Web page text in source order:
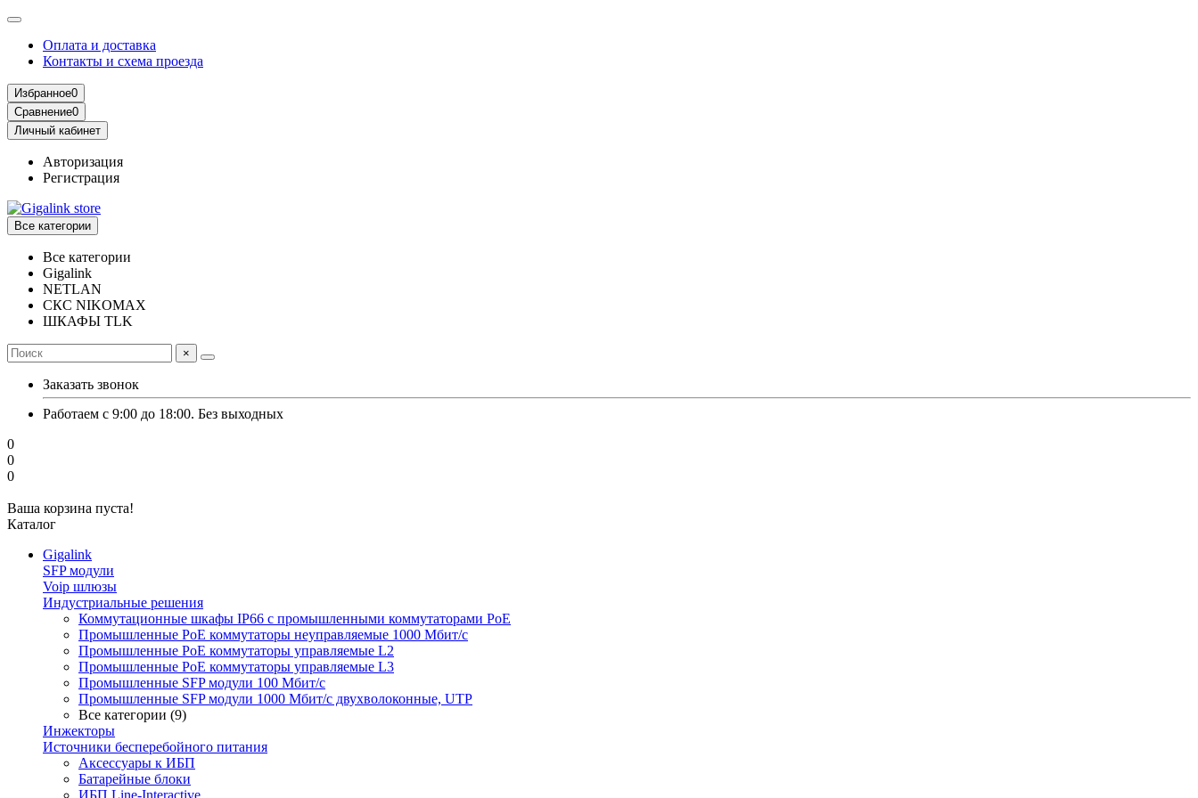
Оплата и доставка
Контакты и схема проезда
Избранное0
Сравнение0
Личный кабинет
Авторизация
Регистрация
Все категории
Все категории
Gigalink
NETLAN
СКС NIKOMAX
ШКАФЫ TLK
×
Заказать звонок
Работаем с 9:00 до 18:00. Без выходных
0
0
0
Ваша корзина пуста!
Каталог
Gigalink
SFP модули
Voip шлюзы
Индустриальные решения
Коммутационные шкафы IP66 c промышленными коммутаторами PoE
Промышленные PoE коммутаторы неуправляемые 1000 Мбит/с
Промышленные PoE коммутаторы управляемые L2
Промышленные PoE коммутаторы управляемые L3
Промышленные SFP модули 100 Мбит/c
Промышленные SFP модули 1000 Мбит/c двухволоконные, UTP
Все категории (9)
Инжекторы
Источники бесперебойного питания
Аксессуары к ИБП
Батарейные блоки
ИБП Line-Interactive